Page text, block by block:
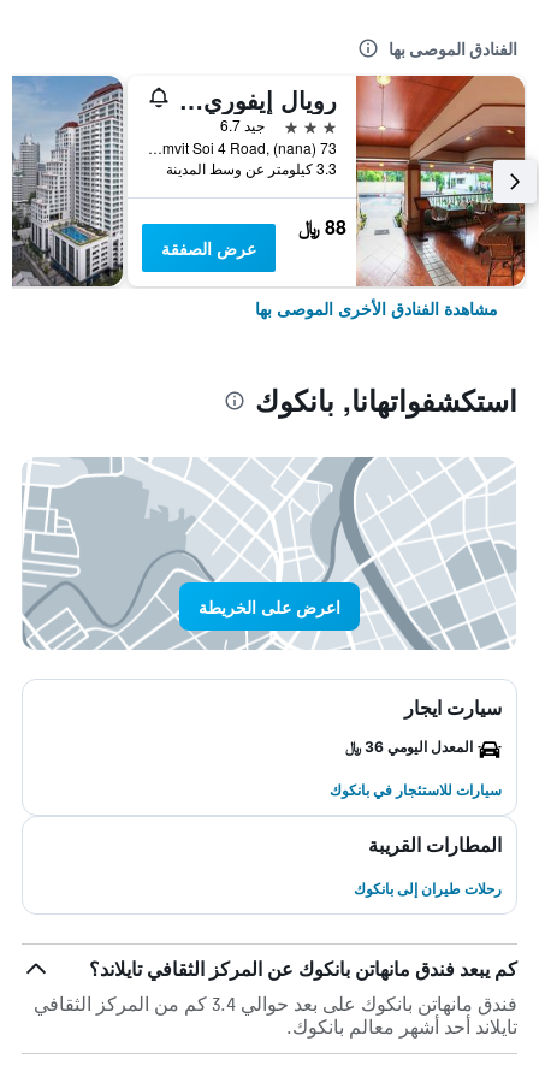
الفنادق الموصى بها
رويال إيفوري سوكومفيت نانا
3 نجوم
جيد 6.7
73 Sukhumvit Soi 4 Road, (nana), بانكوك, تايلاند
3.3 كيلومتر عن وسط المدينة
88 ﷼
عرض الصفقة
مشاهدة الفنادق الأخرى الموصى بها
استكشفواتهانا, بانكوك
اعرض على الخريطة
سيارت ايجار
المعدل اليومي 36 ﷼
سيارات للاستئجار في بانكوك
المطارات القريبة
رحلات طيران إلى بانكوك
كم يبعد فندق مانهاتن بانكوك عن المركز الثقافي تايلاند؟
فندق مانهاتن بانكوك على بعد حوالي 3.4 كم من المركز الثقافي
تايلاند أحد أشهر معالم بانكوك.